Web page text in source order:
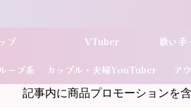
プ VTuber 歌い
ープ系 カップル・夫婦YouTuber ア
記事内に商品プロモーションを